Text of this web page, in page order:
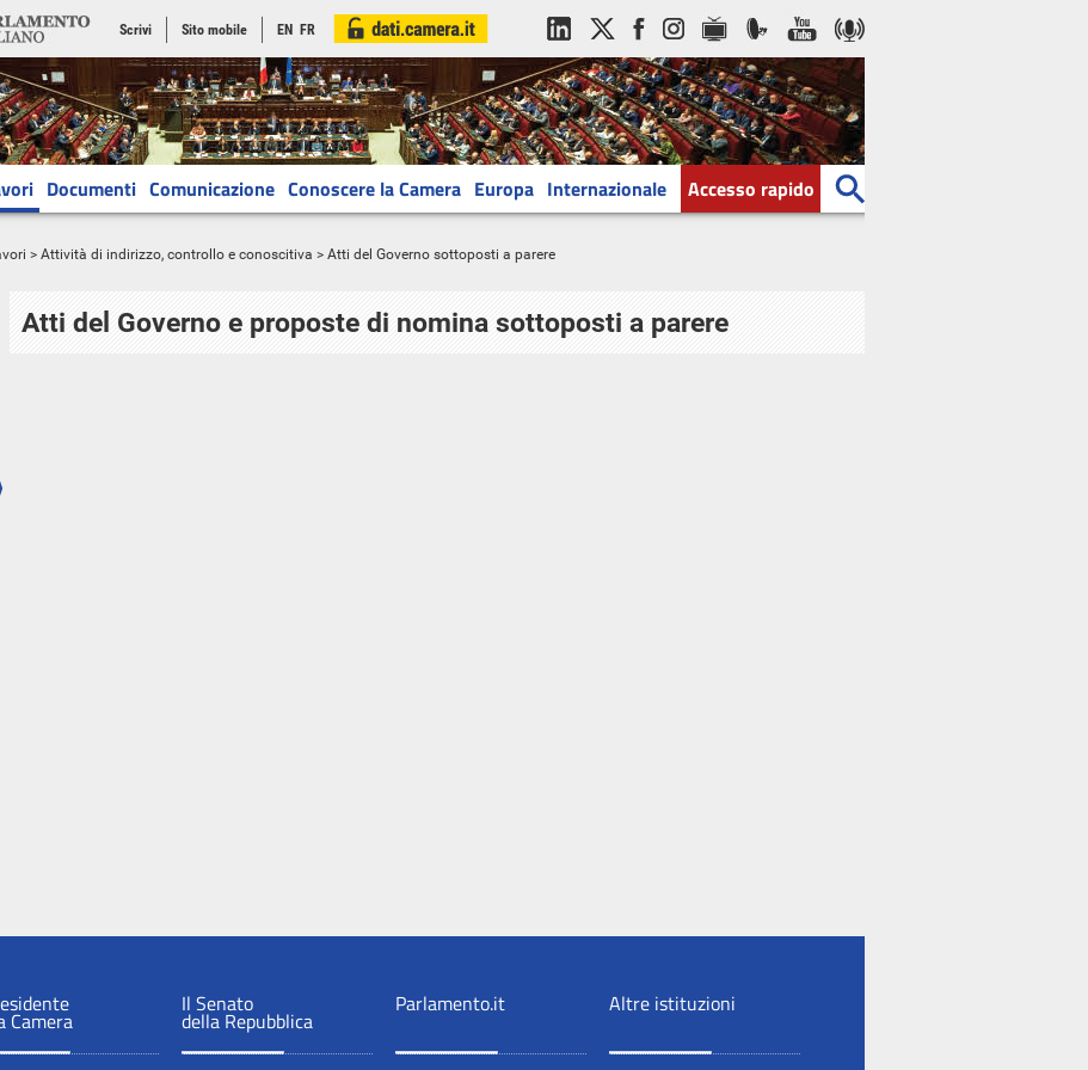
Scrivi Sito mobile EN FR
Documenti Comunicazione Conoscere la Camera Europa Internazionale Accesso rapido
> Attività di indirizzo, controllo e conoscitiva > Atti del Governo sottoposti a parere
Atti del Governo e proposte di nomina sottoposti a parere
Camera
Il Senato
della Repubblica
Parlamento.it Altre istituzioni